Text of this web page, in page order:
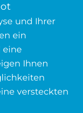
und Ihrer
ein
eine
Ihnen
versteckten